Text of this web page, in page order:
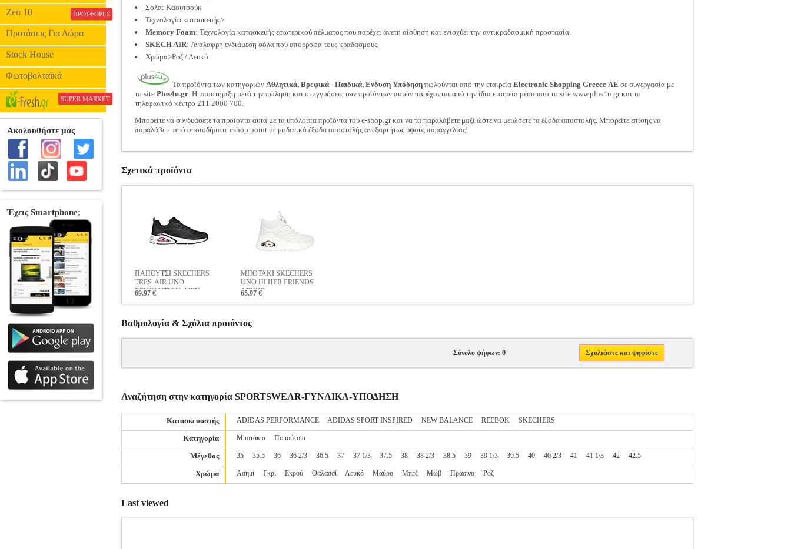
Zen 10 ΠΡΟΣΦΟΡΕΣ
Προτάσεις Για Δώρα
Stock House
Φωτοβολταϊκά
SUPER MARKET
Σόλα: Καουτσούκ
Τεχνολογία κατασκευής>
Memory Foam: Τεχνολογία κατασκευής εσωτερικού πέλματος που παρέχει άνετη αίσθηση και ενισχύει την αντικραδασμική προστασία.
SKECH AIR: Ανάλαφρη ενδιάμεση σόλα που απορροφά τους κραδασμούς.
Χρώμα>Ροζ / Λευκό
Τα προϊόντα των κατηγοριών Αθλητικά, Βρεφικά - Παιδικά, Ενδυση Υπόδηση πωλούνται από την εταιρεία Electronic Shopping Greece ΑΕ σε συνεργασία με
το site Plus4u.gr. Η υποστήριξη μετά την πώληση και οι εγγυήσεις των προϊόντων αυτών παρέχονται από την ίδια εταιρεία μέσα από το site www.plus4u.gr και το
τηλεφωνικό κέντρο 211 2000 700.
Μπορείτε να συνδυάσετε τα προϊόντα αυτά με τα υπόλοιπα προϊόντα του e-shop.gr και να τα παραλάβετε μαζί ώστε να μειώσετε τα έξοδα αποστολής. Μπορείτε επίσης να
παραλάβετε από οποιοδήποτε eshop point με μηδενικά έξοδα αποστολής ανεξαρτήτως ύψους παραγγελίας!
Σχετικά προϊόντα
ΠΑΠΟΥΤΣΙ SKECHERS
TRES-AIR UNO
REVOLUTION-AIRY
69.97 €
ΜΠΟΤΑΚΙ SKECHERS
UNO HI HER FRIENDS
ΛΕΥΚΟ
65.97 €
Βαθμολογία & Σχόλια προιόντος
Σύνολο ψήφων: 0 Σχολιάστε και ψηφίστε
Αναζήτηση στην κατηγορία SPORTSWEAR-ΓΥΝΑΙΚΑ-ΥΠΟΔΗΣΗ
Κατασκευαστής ADIDAS PERFORMANCE ADIDAS SPORT INSPIRED NEW BALANCE REEBOK SKECHERS
Κατηγορία Μποτάκια Παπούτσια
Μέγεθος 35 35.5 36 36 2/3 36.5 37 37 1/3 37.5 38 38 2/3 38.5 39 39 1/3 39.5 40 40 2/3 41 41 1/3 42 42.5
Χρώμα Ασημί Γκρι Εκρού Θαλασσί Λευκό Μαύρο Μπεζ Μωβ Πράσινο Ροζ
Last viewed